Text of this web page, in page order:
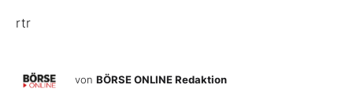
rtr
von BÖRSE ONLINE Redaktion